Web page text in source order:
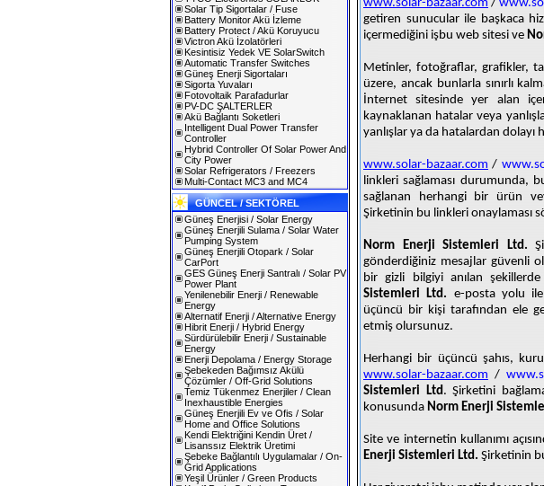
Solar Tip Sigortalar / Fuse
Battery Monitor Akü İzleme
Battery Protect / Akü Koruyucu
Victron Akü İzolatörleri
Kesintisiz Yedek VE SolarSwitch
Automatic Transfer Switches
Güneş Enerji Sigortaları
Sigorta Yuvaları
Fotovoltaik Parafadurlar
PV-DC ŞALTERLER
Akü Bağlantı Soketleri
Intelligent Dual Power Transfer
Controller
Hybrid Controller Of Solar Power And
City Power
Solar Refrigerators / Freezers
Multi-Contact MC3 and MC4
GÜNCEL / SEKTÖREL
Güneş Enerjisi / Solar Energy
Güneş Enerjili Sulama / Solar Water
Pumping System
Güneş Enerjili Otopark / Solar
CarPort
GES Güneş Enerji Santralı / Solar PV
Power Plant
Yenilenebilir Enerji / Renewable
Energy
Alternatif Enerji / Alternative Energy
Hibrit Enerji / Hybrid Energy
Sürdürülebilir Enerji / Sustainable
Energy
Enerji Depolama / Energy Storage
Şebekeden Bağımsız Akülü
Çözümler / Off-Grid Solutions
Temiz Tükenmez Enerjiler / Clean
Inexhaustible Energies
Güneş Enerjili Ev ve Ofis / Solar
Home and Office Solutions
Kendi Elektriğini Kendin Üret /
Lisanssız Elektrik Üretimi
Şebeke Bağlantılı Uygulamalar / On-
Grid Applications
Yeşil Ürünler / Green Products
www.solar-bazaar.com /
getiren sunucular ile başkaca
içermediğini işbu web sitesi ve
Metinler, fotoğraflar, grafikler,
üzere, ancak bunlarla sınırlı
İnternet sitesinde yer alan
kaynaklanan hatalar veya
yanlışlar ya da hatalardan
www.solar-bazaar.com /
linkleri sağlaması durumunda,
sağlanan herhangi bir ürün
Şirketinin bu linkleri onaylaması
Norm Enerji Sistemleri Ltd.
gönderdiğiniz mesajlar güvenli
bir gizli bilgiyi anılan
Sistemleri Ltd. e-posta yolu
üçüncü bir kişi tarafından ele
etmiş olursunuz.
Herhangi bir üçüncü şahıs,
www.solar-bazaar.com /
Sistemleri Ltd. Şirketini
konusunda Norm Enerji
Site ve internetin kullanımı
Enerji Sistemleri Ltd. Şirketinin